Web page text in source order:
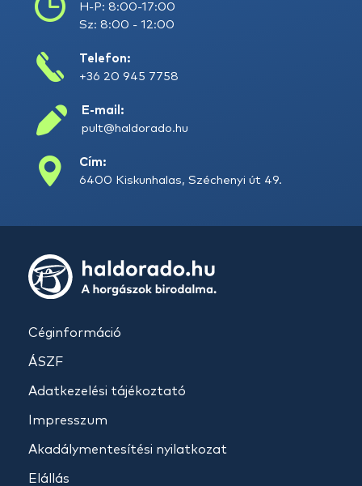
H-P: 8:00-17:00
Sz: 8:00 - 12:00
Telefon:
+36 20 945 7758
E-mail:
pult@haldorado.hu
Cím:
6400 Kiskunhalas, Széchenyi út 49.
Céginformáció
ÁSZF
Adatkezelési tájékoztató
Impresszum
Akadálymentesítési nyilatkozat
Elállás